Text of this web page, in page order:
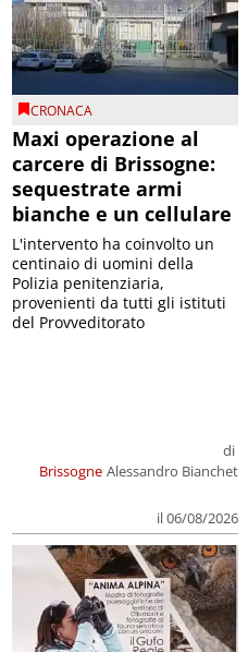
CRONACA
Maxi operazione al
carcere di Brissogne:
sequestrate armi
bianche e un cellulare
Brissogne
di
Alessandro Bianchet
il 06/08/2026
L'intervento ha coinvolto un
centinaio di uomini della
Polizia penitenziaria,
provenienti da tutti gli istituti
del Provveditorato